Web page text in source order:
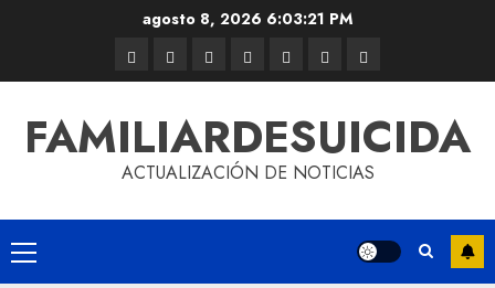
agosto 8, 2026 6:03:21 PM
FAMILIARDESUICIDA
ACTUALIZACIÓN DE NOTICIAS